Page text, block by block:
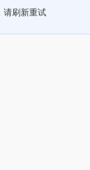
请刷新重试